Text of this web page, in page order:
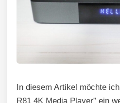
In diesem Artikel möchte
R81 4K Media Player” ein